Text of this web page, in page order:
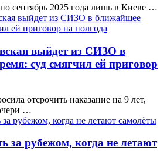
сентябрь 2025 года лишь в Киеве …
выйдет из СИЗО в
суд смягчил ей приговор
отсрочить наказание на 9 лет,
…
за рубежом, когда не летают